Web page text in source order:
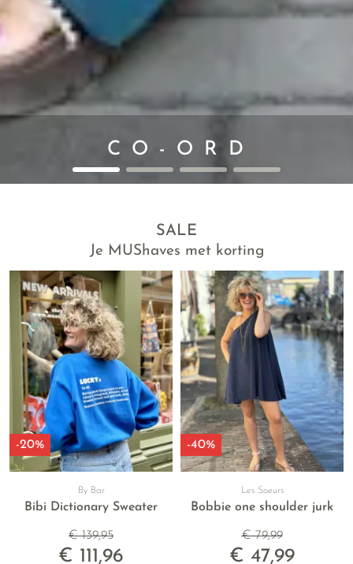
C O - O R D
SALE
Je MUShaves met korting
-20%
By Bar
Bibi Dictionary Sweater
€ 139,95
€ 111,96
-40%
Les Soeurs
Bobbie one shoulder jurk
€ 79,99
€ 47,99